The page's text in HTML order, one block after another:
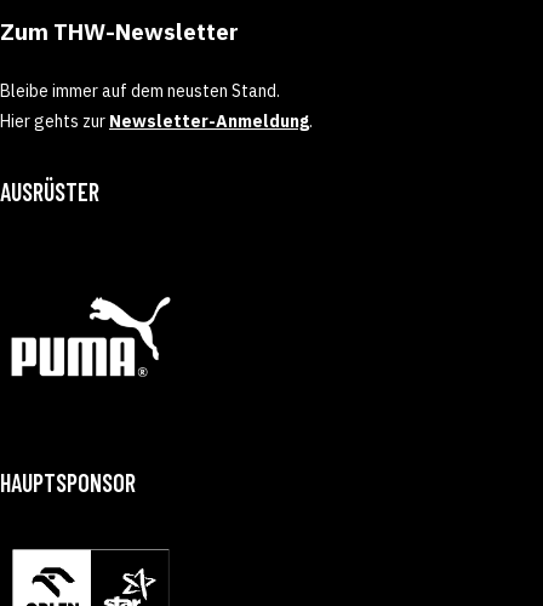
Zum THW-Newsletter
Bleibe immer auf dem neusten Stand.
Hier gehts zur Newsletter-Anmeldung.
AUSRÜSTER
HAUPTSPONSOR